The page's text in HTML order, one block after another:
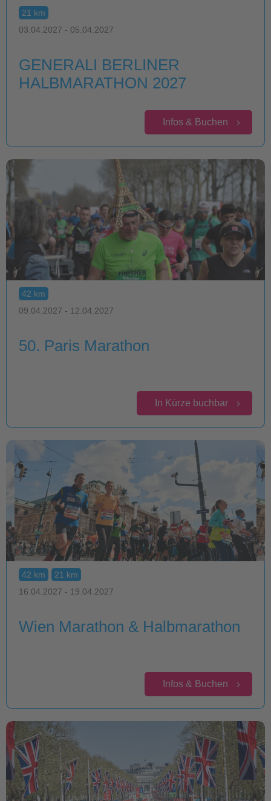
21 km
03.04.2027 - 05.04.2027
GENERALI BERLINER
HALBMARATHON 2027
Infos & Buchen
42 km
09.04.2027 - 12.04.2027
50. Paris Marathon
In Kürze buchbar
42 km
21 km
16.04.2027 - 19.04.2027
Wien Marathon & Halbmarathon
Infos & Buchen